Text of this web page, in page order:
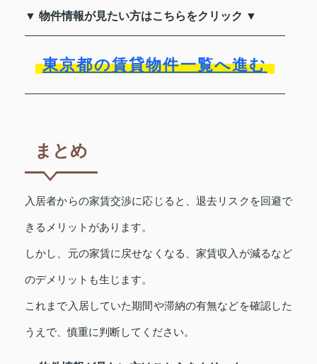
▼ 物件情報が見たい方はこちらをクリック ▼
東京都の賃貸物件一覧へ進む
まとめ
入居者からの家賃交渉に応じると、退去リスクを回避で
きるメリットがあります。
しかし、元の家賃に戻せなくなる、家賃収入が減るなど
のデメリットも生じます。
これまで入居していた期間や滞納の有無などを確認した
うえで、慎重に判断してください。